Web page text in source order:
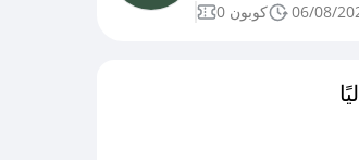
0 كوبون